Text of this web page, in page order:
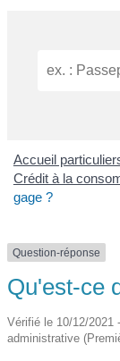
Accueil
Crédit à la
gage ?
Question-réponse
Qu'est-ce
Vérifié le 10/12/2021
administrative